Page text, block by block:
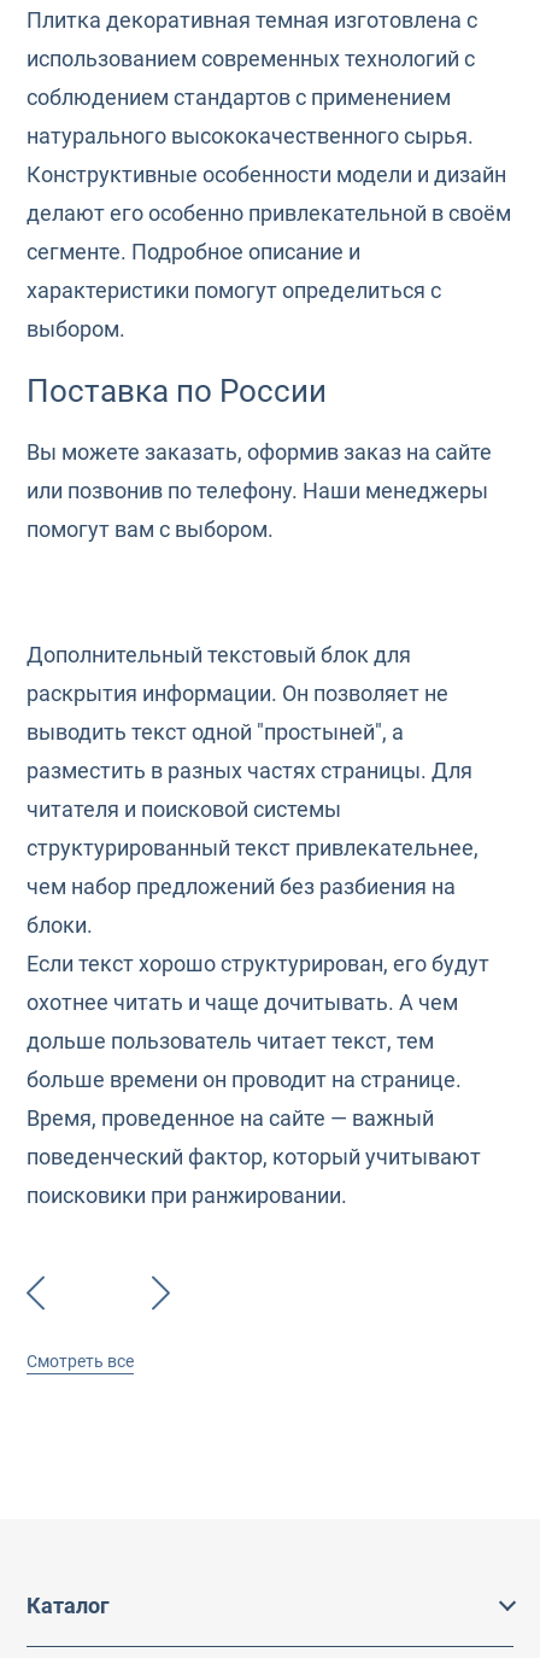
Плитка декоративная темная изготовлена с
использованием современных технологий с
соблюдением стандартов с применением
натурального высококачественного сырья.
Конструктивные особенности модели и дизайн
делают его особенно привлекательной в своём
сегменте. Подробное описание и
характеристики помогут определиться с
выбором.
Поставка по России
Вы можете заказать, оформив заказ на сайте
или позвонив по телефону. Наши менеджеры
помогут вам с выбором.
Дополнительный текстовый блок для
раскрытия информации. Он позволяет не
выводить текст одной "простыней", а
разместить в разных частях страницы. Для
читателя и поисковой системы
структурированный текст привлекательнее,
чем набор предложений без разбиения на
блоки.
Если текст хорошо структурирован, его будут
охотнее читать и чаще дочитывать. А чем
дольше пользователь читает текст, тем
больше времени он проводит на странице.
Время, проведенное на сайте — важный
поведенческий фактор, который учитывают
поисковики при ранжировании.
Смотреть все
Каталог